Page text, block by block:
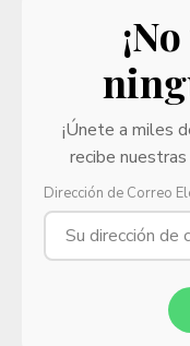
¡Únete a miles
recibe
Dirección de Correo